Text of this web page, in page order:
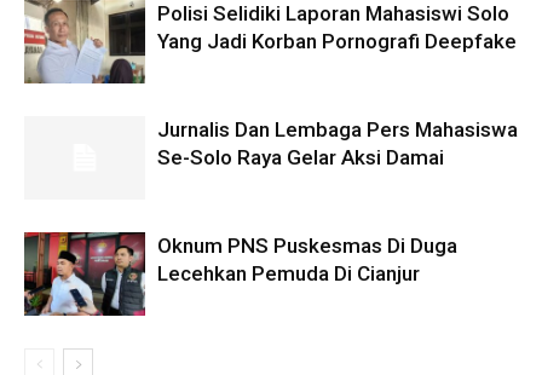
Polisi Selidiki Laporan Mahasiswi Solo
Yang Jadi Korban Pornografi Deepfake
Jurnalis Dan Lembaga Pers Mahasiswa
Se-Solo Raya Gelar Aksi Damai
Oknum PNS Puskesmas Di Duga
Lecehkan Pemuda Di Cianjur